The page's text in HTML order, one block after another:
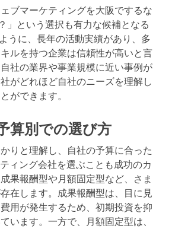
ブマーケティングを大阪でするな
」という選択も有力な候補となる
うに、長年の活動実績があり、多
ルを持つ企業は信頼性が高いと言
社の業界や事業規模に近い事例が
がどれほど自社のニーズを理解し
ができます。
算別での選び方
りと理解し、自社の予算に合った
ィング会社を選ぶことも成功のカ
果報酬型や月額固定型など、さま
在します。成果報酬型は、目に見
用が発生するため、初期投資を抑
います。一方で、月額固定型は、